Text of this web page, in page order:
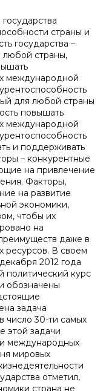
страны и
государства –
любой страны,
международной
для любой страны
повышать
международной
и поддерживать
– конкурентные
на привлечение
Факторы,
на развитие
экономики,
чтобы их
на
даже в
ресурсов. В своем
2012 года
политический курс
обозначены
задача
число 30-ти самых
этой задачи
международных
мировых
отметил,
страна не